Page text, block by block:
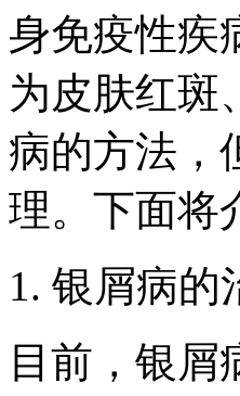
身免疫性疾
为皮肤红斑
病的方法，
理。下面将
1. 银屑病的
目前，银屑